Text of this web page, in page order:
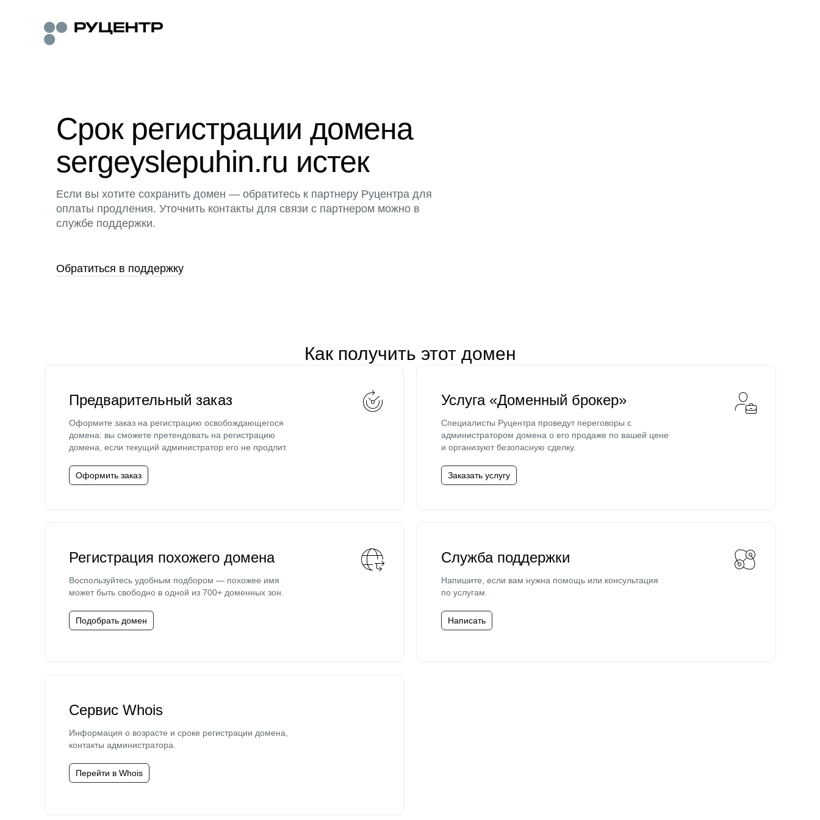
Срок регистрации домена
sergeyslepuhin.ru истек
Если вы хотите сохранить домен — обратитесь к партнеру Руцентра для
оплаты продления. Уточнить контакты для связи с партнером можно в
службе поддержки.
Обратиться в поддержку
Как получить этот домен
Предварительный заказ
Оформите заказ на регистрацию освобождающегося
домена: вы сможете претендовать на регистрацию
домена, если текущий администратор его не продлит.
Оформить заказ
Услуга «Доменный брокер»
Специалисты Руцентра проведут переговоры с
администратором домена о его продаже по вашей цене
и организуют безопасную сделку.
Заказать услугу
Регистрация похожего домена
Воспользуйтесь удобным подбором — похожее имя
может быть свободно в одной из 700+ доменных зон.
Подобрать домен
Служба поддержки
Напишите, если вам нужна помощь или консультация
по услугам.
Написать
Сервис Whois
Информация о возрасте и сроке регистрации домена,
контакты администратора.
Перейти в Whois